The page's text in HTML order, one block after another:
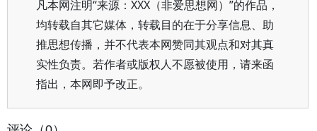
凡本网注明“来源：XXX（非爱思想网）”的作品，
均转载自其它媒体，转载目的在于分享信息、助
推思想传播，并不代表本网赞同其观点和对其真
实性负责。若作者或版权人不愿被使用，请来函
指出，本网即予改正。